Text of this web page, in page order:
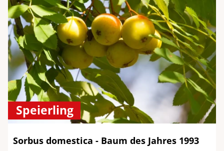
Speierling
Sorbus domestica - Baum des Jahres 1993